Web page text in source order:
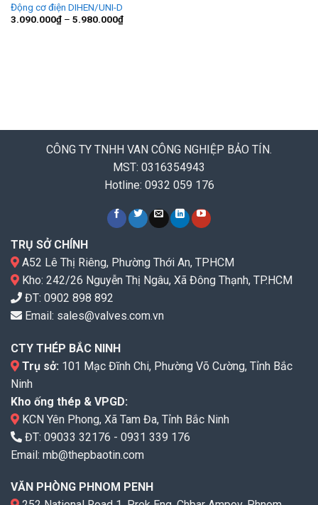
Động cơ điện DIHEN/UNI-D
3.090.000₫ – 5.980.000₫Khoảng
giá:
CÔNG TY TNHH VAN CÔNG NGHIỆP BẢO TÍN.
MST: 0316354943
Hotline: 0932 059 176
TRỤ SỞ CHÍNH
A52 Lê Thị Riêng, Phường Thới An, TPHCM
Kho: 242/26 Nguyễn Thị Ngâu, Xã Đông Thạnh, TP.HCM
ĐT: 0902 898 892
Email: sales@valves.com.vn
CTY THÉP BẮC NINH
Trụ sở: 101 Mạc Đĩnh Chi, Phường Võ Cường, Tỉnh Bắc
Ninh
Kho ống thép & VPGD:
KCN Yên Phong, Xã Tam Đa, Tỉnh Bắc Ninh
ĐT: 09033 32176 - 0931 339 176
Email: mb@thepbaotin.com
VĂN PHÒNG PHNOM PENH